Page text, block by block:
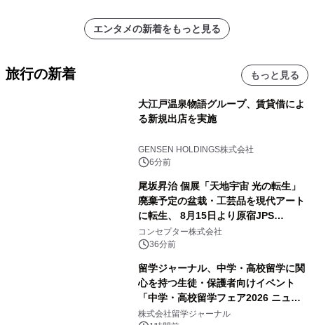
エンタメの新着をもっと見る
旅行の新着 もっと見る
大江戸温泉物語グループ、賃貸借によ
る新規出店を実施
GENSEN HOLDINGS株式会社
6分前
尾坂昇治 個展「天地宇宙 光の転生」
廃棄予定の盆栽・工芸品を現代アート
に転生、 8月15日より原宿JPS
Galleryにて約30点を展示
コンセプター株式会社
36分前
留学ジャーナル、中学・高校留学に関
心を持つ生徒・保護者向けイベント
「中学・高校留学フェア2026 ニュー
ジーランド＆オーストラリア」を
株式会社留学ジャーナル